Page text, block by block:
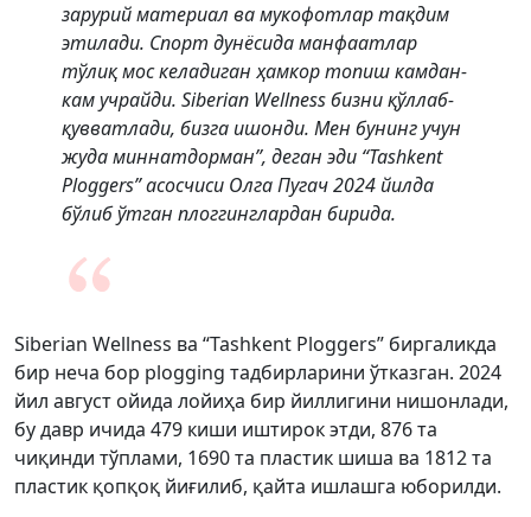
зарурий материал ва мукофотлар тақдим
этилади. Спорт дунёсида манфаатлар
тўлиқ мос келадиган ҳамкор топиш камдан-
кам учрайди. Siberian Wellness бизни қўллаб-
қувватлади, бизга ишонди. Мен бунинг учун
жуда миннатдорман”, деган эди “Tashkent
Ploggers” асосчиси Олга Пугач 2024 йилда
бўлиб ўтган плоггинглардан бирида.
Siberian Wellness ва “Tashkent Ploggers” биргаликда
бир неча бор plogging тадбирларини ўтказган. 2024
йил август ойида лойиҳа бир йиллигини нишонлади,
бу давр ичида 479 киши иштирок этди, 876 та
чиқинди тўплами, 1690 та пластик шиша ва 1812 та
пластик қопқоқ йиғилиб, қайта ишлашга юборилди.